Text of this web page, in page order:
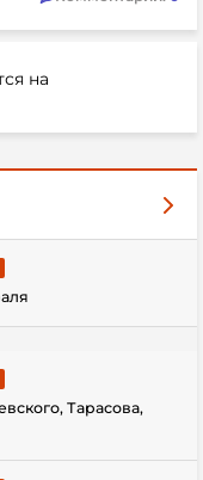
на
Тарасова,